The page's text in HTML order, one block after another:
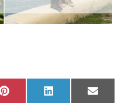
Pinterest LinkedIn Email